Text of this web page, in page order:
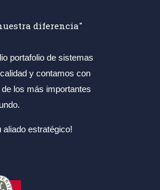
diferencia"
portafolio de sistemas
y contamos con
los más importantes
aliado estratégico!